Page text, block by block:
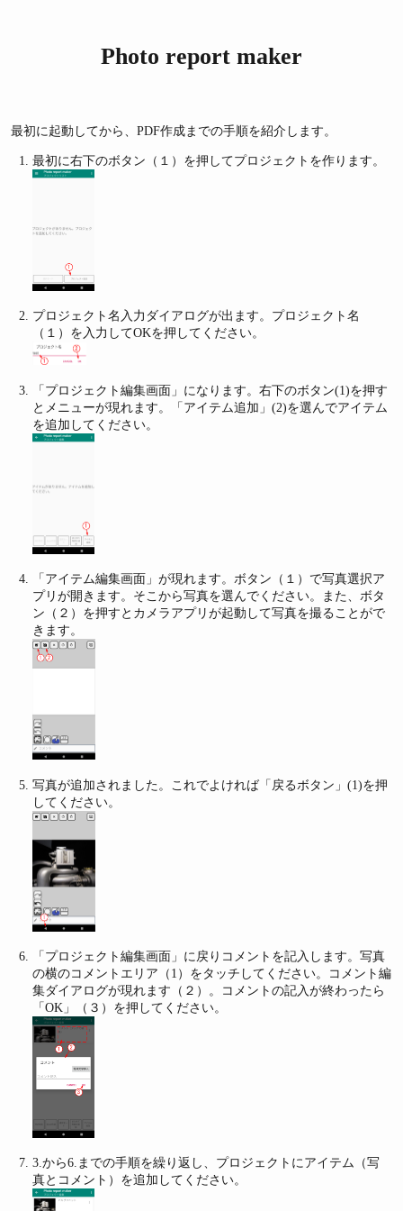
Photo report maker
最初に起動してから、PDF作成までの手順を紹介します。
最初に右下のボタン（１）を押してプロジェクトを作ります。
プロジェクト名入力ダイアログが出ます。プロジェクト名
（１）を入力してOKを押してください。
「プロジェクト編集画面」になります。右下のボタン(1)を押す
とメニューが現れます。「アイテム追加」(2)を選んでアイテム
を追加してください。
「アイテム編集画面」が現れます。ボタン（１）で写真選択ア
プリが開きます。そこから写真を選んでください。また、ボタ
ン（２）を押すとカメラアプリが起動して写真を撮ることがで
きます。
写真が追加されました。これでよければ「戻るボタン」(1)を押
してください。
「プロジェクト編集画面」に戻りコメントを記入します。写真
の横のコメントエリア（1）をタッチしてください。コメント編
集ダイアログが現れます（２）。コメントの記入が終わったら
「OK」（３）を押してください。
3.から6.までの手順を繰り返し、プロジェクトにアイテム（写
真とコメント）を追加してください。